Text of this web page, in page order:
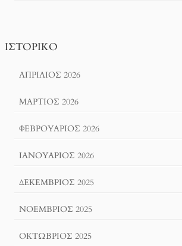
ΙΣΤΟΡΙΚΌ
ΑΠΡΊΛΙΟΣ 2026
ΜΆΡΤΙΟΣ 2026
ΦΕΒΡΟΥΆΡΙΟΣ 2026
ΙΑΝΟΥΆΡΙΟΣ 2026
ΔΕΚΈΜΒΡΙΟΣ 2025
ΝΟΈΜΒΡΙΟΣ 2025
ΟΚΤΏΒΡΙΟΣ 2025